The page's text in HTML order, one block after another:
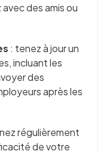
des amis ou
: tenez à jour un
incluant les
des
après les
régulièrement
de votre